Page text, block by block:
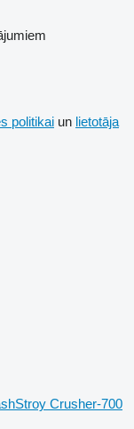
politikai un lietotāja
Crusher-700